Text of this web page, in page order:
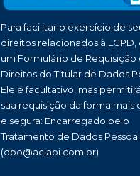
Para facilitar o exercício de
direitos relacionados à LGPD,
um Formulário de Requisição
Direitos do Titular de Dados
Ele é facultativo, mas
sua requisição da forma mais
e segura: Encarregado pelo
Tratamento de Dados
(dpo@aciapi.com.br)